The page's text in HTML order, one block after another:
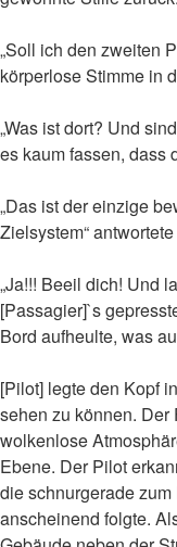
„Soll ich den zweiten
körperlose Stimme in
„Was ist dort? Und
es kaum fassen, dass
„Das ist der einzige
Zielsystem“
„Ja!!! Beeil dich! Und
[Passagier]`s
Bord aufheulte, was
[Pilot] legte den Kopf
sehen zu können.
wolkenlose
Ebene. Der Pilot
die schnurgerade
anscheinend folgte.